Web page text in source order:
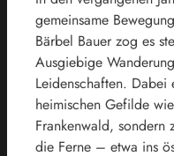
gemeinsame
Bärbel Bauer zog es
Ausgiebige
Leidenschaften.
heimischen Gefilde
Frankenwald, sondern
die Ferne – etwa ins